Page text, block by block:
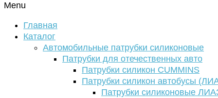
Menu
Главная
Каталог
Автомобильные патрубки силиконовые
Патрубки для отечественных авто
Патрубки силикон CUMMINS
Патрубки силикон автобусы
Патрубки силиконовые